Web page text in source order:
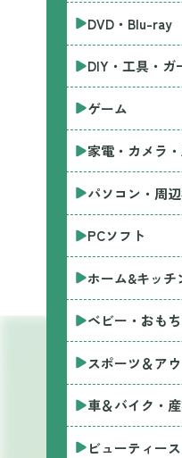
DVD・Blu-ray
DIY・工具・ガ
ゲーム
家電・カメラ
パソコン・周
PCソフト
ホーム&キッチ
ベビー・おも
スポーツ＆ア
車＆バイク・
ビューティー